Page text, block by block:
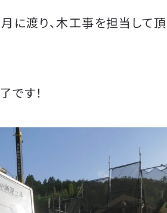
に渡り、木工事を担当して頂
です！